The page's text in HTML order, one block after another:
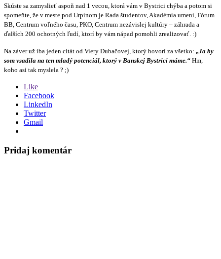
Skúste sa zamyslieť aspoň nad 1 vecou, ktorá vám v Bystrici chýba a potom si
spomeňte, že v meste pod Urpínom je Rada študentov, Akadémia umení, Fórum
BB, Centrum voľného času, PKO, Centrum nezávislej kultúry – záhrada a
ďalších 200 ochotných ľudí, ktorí by vám nápad pomohli zrealizovať. :)
Na záver už iba jeden citát od Viery Dubačovej, ktorý hovorí za všetko: ,,Ja by
som vsadila na ten mladý potenciál, ktorý v Banskej Bystrici máme.“ Hm,
koho asi tak myslela ? ;)
Like
Facebook
LinkedIn
Twitter
Gmail
Pridaj komentár